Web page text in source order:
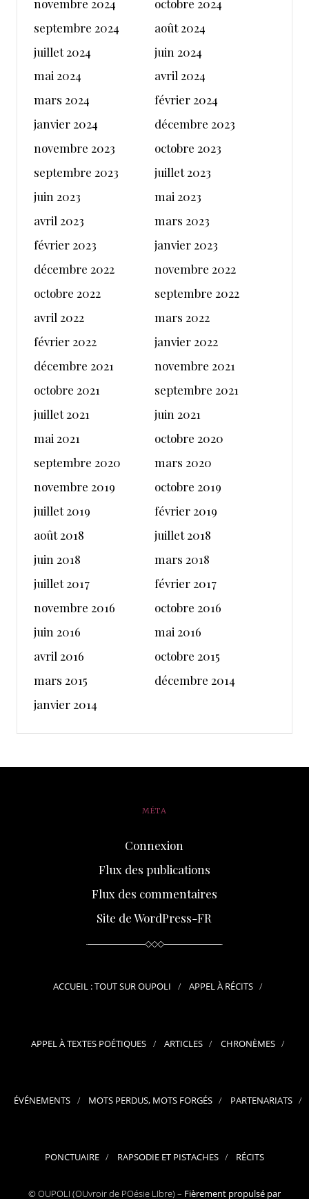
novembre 2024
octobre 2024
septembre 2024
août 2024
juillet 2024
juin 2024
mai 2024
avril 2024
mars 2024
février 2024
janvier 2024
décembre 2023
novembre 2023
octobre 2023
septembre 2023
juillet 2023
juin 2023
mai 2023
avril 2023
mars 2023
février 2023
janvier 2023
décembre 2022
novembre 2022
octobre 2022
septembre 2022
avril 2022
mars 2022
février 2022
janvier 2022
décembre 2021
novembre 2021
octobre 2021
septembre 2021
juillet 2021
juin 2021
mai 2021
octobre 2020
septembre 2020
mars 2020
novembre 2019
octobre 2019
juillet 2019
février 2019
août 2018
juillet 2018
juin 2018
mars 2018
juillet 2017
février 2017
novembre 2016
octobre 2016
juin 2016
mai 2016
avril 2016
octobre 2015
mars 2015
décembre 2014
janvier 2014
MÉTA
Connexion
Flux des publications
Flux des commentaires
Site de WordPress-FR
ACCUEIL : TOUT SUR OUPOLI APPEL À RÉCITS
APPEL À TEXTES POÉTIQUES ARTICLES CHRONÈMES
ÉVÉNEMENTS MOTS PERDUS, MOTS FORGÉS PARTENARIATS
PONCTUAIRE RAPSODIE ET PISTACHES RÉCITS
© OUPOLI (OUvroir de POésie LIbre) – Fièrement propulsé par